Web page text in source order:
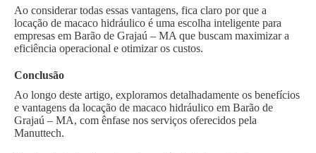
Ao considerar todas essas vantagens, fica claro por que a
locação de macaco hidráulico é uma escolha inteligente para
empresas em Barão de Grajaú – MA que buscam maximizar a
eficiência operacional e otimizar os custos.
Conclusão
Ao longo deste artigo, exploramos detalhadamente os benefícios
e vantagens da locação de macaco hidráulico em Barão de
Grajaú – MA, com ênfase nos serviços oferecidos pela
Manuttech.